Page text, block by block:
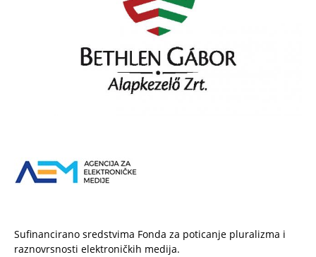
Sufinancirano sredstvima Fonda za poticanje pluralizma i
raznovrsnosti elektroničkih medija.